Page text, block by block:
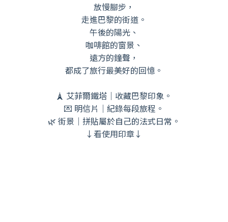
放慢腳步，
走進巴黎的街道。
午後的陽光、
咖啡館的窗景、
遠方的鐘聲，
都成了旅行最美好的回憶。
🗼 艾菲爾鐵塔｜收藏巴黎印象。
💌 明信片｜紀錄每段旅程。
🌿 街景｜拼貼屬於自己的法式日常。
↓看使用印章↓